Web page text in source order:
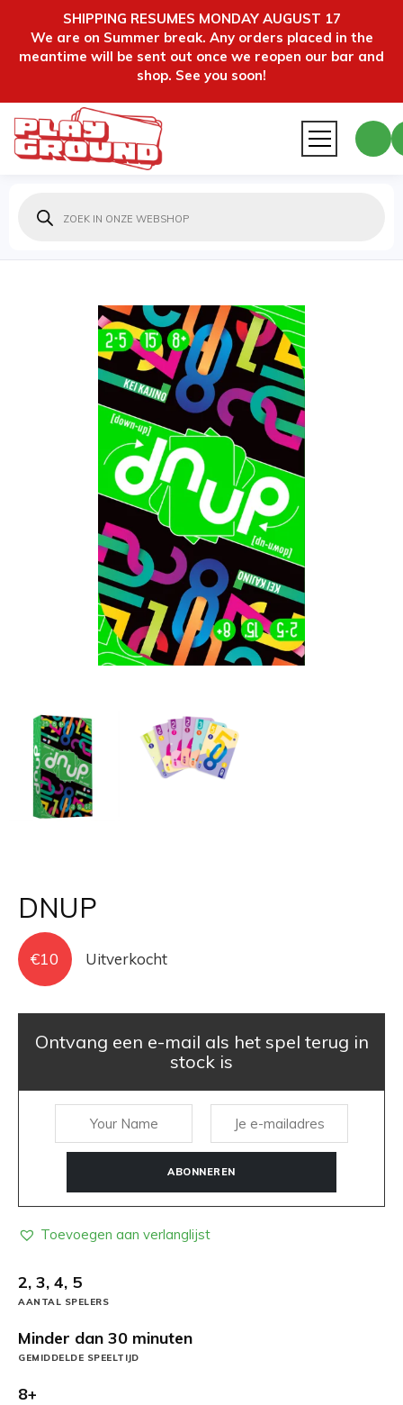
SHIPPING RESUMES MONDAY AUGUST 17
We are on Summer break. Any orders placed in the
meantime will be sent out once we reopen our bar and
shop. See you soon!
zoeken
DNUP
€10 Uitverkocht
Ontvang een e-mail als het spel terug in
stock is
ABONNEREN
Toevoegen aan verlanglijst
2, 3, 4, 5
AANTAL SPELERS
Minder dan 30 minuten
GEMIDDELDE SPEELTIJD
8+